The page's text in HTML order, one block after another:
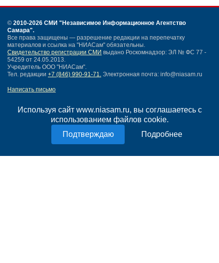
Используя сайт www.niasam.ru, вы соглашаетесь с
использованием файлов cookie.
Подробнее
© 2010-2026 СМИ "Независимое Информационное Агентство
Самара".
Все права защищены — разрешение редакции на перепечатку
материалов и ссылка на "НИАСам" обязательны.
Свидетельство регистрации СМИ выдано Роскомнадзор: ЭЛ № ФС 77 -
54259 от 24.05.2013.
Учредитель ООО "НИАСам".
Тел. редакции +7 (846) 990-91-71. Электронная почта: info@niasam.ru
Написать письмо
Нашли ошибку?
Политика конфиденциальности